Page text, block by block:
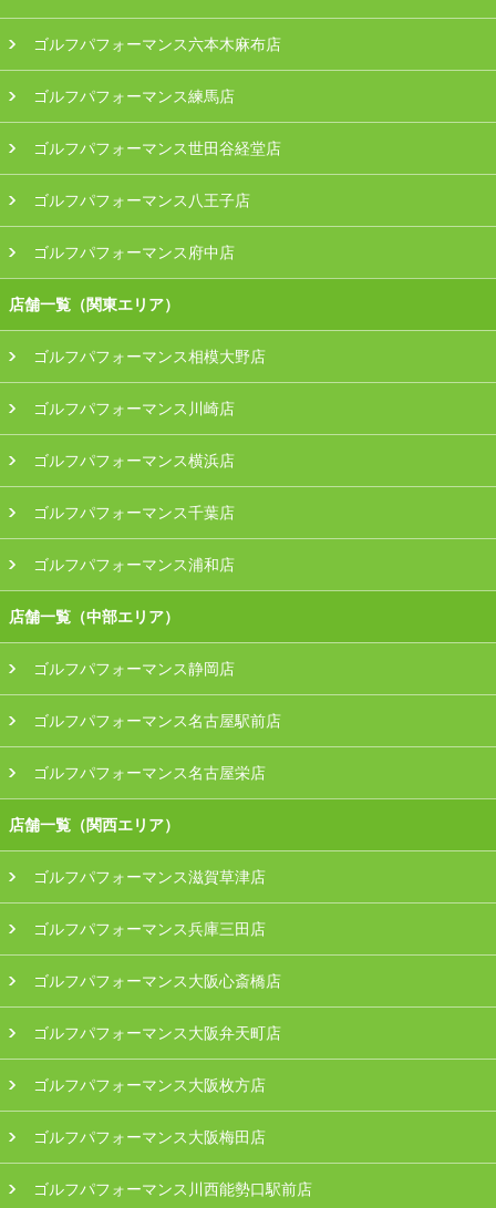
ゴルフパフォーマンス六本木麻布店
ゴルフパフォーマンス練馬店
ゴルフパフォーマンス世田谷経堂店
ゴルフパフォーマンス八王子店
ゴルフパフォーマンス府中店
店舗一覧（関東エリア）
ゴルフパフォーマンス相模大野店
ゴルフパフォーマンス川崎店
ゴルフパフォーマンス横浜店
ゴルフパフォーマンス千葉店
ゴルフパフォーマンス浦和店
店舗一覧（中部エリア）
ゴルフパフォーマンス静岡店
ゴルフパフォーマンス名古屋駅前店
ゴルフパフォーマンス名古屋栄店
店舗一覧（関西エリア）
ゴルフパフォーマンス滋賀草津店
ゴルフパフォーマンス兵庫三田店
ゴルフパフォーマンス大阪心斎橋店
ゴルフパフォーマンス大阪弁天町店
ゴルフパフォーマンス大阪枚方店
ゴルフパフォーマンス大阪梅田店
ゴルフパフォーマンス川西能勢口駅前店